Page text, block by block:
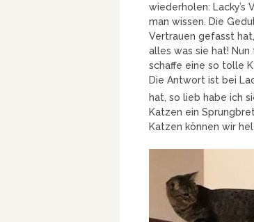
wiederholen: Lacky’s
man wissen. Die
Vertrauen gefasst
alles was sie hat!
schaffe eine so tolle
Die Antwort ist bei
hat, so lieb habe ich
Katzen ein
Katzen können wir